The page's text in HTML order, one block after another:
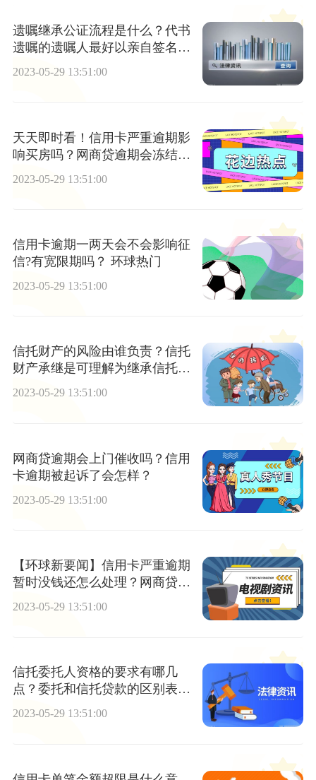
遗嘱继承公证流程是什么？代书
遗嘱的遗嘱人最好以亲自签名或
按指纹吗？
2023-05-29 13:51:00
天天即时看！信用卡严重逾期影
响买房吗？网商贷逾期会冻结名
2023-05-29 13:51:00
信用卡逾期一两天会不会影响征
信?有宽限期吗？ 环球热门
2023-05-29 13:51:00
信托财产的风险由谁负责？信托
财产承继是可理解为继承信托财
产吗？
2023-05-29 13:51:00
网商贷逾期会上门催收吗？信用
卡逾期被起诉了会怎样？
2023-05-29 13:51:00
【环球新要闻】信用卡严重逾期
暂时没钱还怎么处理？网商贷几
十万还不了款怎么样？
2023-05-29 13:51:00
信托委托人资格的要求有哪几
点？委托和信托贷款的区别表现
在哪几个方面？
2023-05-29 13:51:00